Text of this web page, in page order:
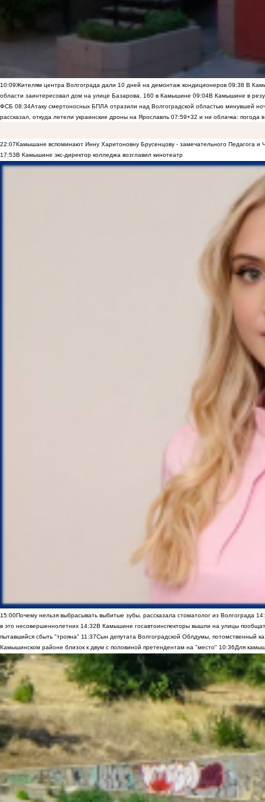
10:09Жителям центра Волгограда дали 10 дней на демонтаж кондиционеров 09:38 В
области заинтересовал дом на улице Базарова, 160 в Камышине 09:04В Камышине в
ФСБ 08:34Атаку смертоносных БПЛА отразили над Волгоградской областью минувшей
рассказал, откуда летели украинские дроны на Ярославль 07:59+32 и ни облачка: погода
22:07Камышане вспоминают Инну Харитоновну Брусенцову - замечательного Педагога и
17:53В Камышине экс-директор колледжа возглавил кинотеатр
15:00Почему нельзя выбрасывать выбитые зубы, рассказала стоматолог из Волгограда
в это несовершеннолетних 14:32В Камышине госавтоинспекторы вышли на улицы
пытавшийся сбыть "трояна" 11:37Сын депутата Волгоградской Облдумы, потомственный
Камышинском районе близок к двум с половиной претендентам на "место" 10:36Для